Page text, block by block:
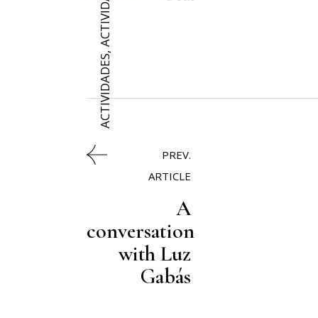
ACTIVIDADES
,
PREV.
ARTICLE
A
conversation
with Luz
Gabás